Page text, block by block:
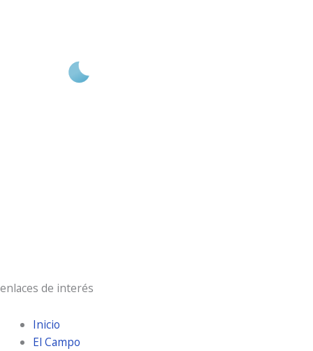
enlaces de interés
Inicio
El Campo